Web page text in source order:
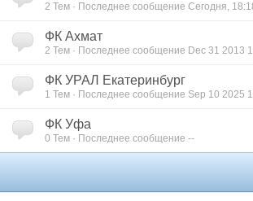
2 Тем · Последнее сообщение Сегодня,
ФК Ахмат
2 Тем · Последнее сообщение Dec 31 2013
ФК УРАЛ Екатеринбург
1 Тем · Последнее сообщение Sep 10 2025
ФК Уфа
0 Тем · Последнее сообщение --